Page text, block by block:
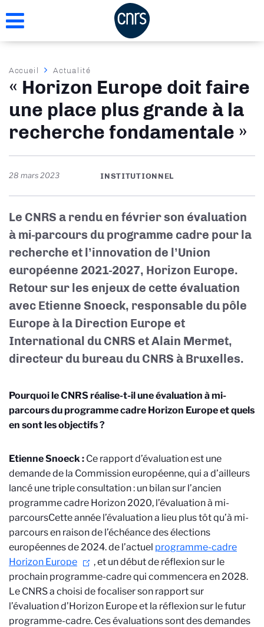
au
Fil
d'Ariane
Accueil Actualité
« Horizon Europe doit faire
une place plus grande à la
recherche fondamentale »
28 mars 2023 INSTITUTIONNEL
Le CNRS a rendu en février son évaluation
à mi-parcours du programme cadre pour la
recherche et l’innovation de l’Union
européenne 2021-2027, Horizon Europe.
Retour sur les enjeux de cette évaluation
avec Etienne Snoeck, responsable du pôle
Europe à la Direction Europe et
International du CNRS et Alain Mermet,
directeur du bureau du CNRS à Bruxelles.
Pourquoi le CNRS réalise-t-il une évaluation à mi-
parcours du programme cadre Horizon Europe et quels
en sont les objectifs ?
Etienne Snoeck : Ce rapport d’évaluation est une
demande de la Commission européenne, qui a d’ailleurs
lancé une triple consultation : un bilan sur l’ancien
programme cadre Horizon 2020, l’évaluation à mi-
parcoursCette année l’évaluation a lieu plus tôt qu’à mi-
parcours en raison de l’échéance des élections
européennes de 2024.de l’actuel programme-cadre
Horizon Europe
, et un début de réflexion sur le
prochain programme-cadre qui commencera en 2028.
Le CNRS a choisi de focaliser son rapport sur
l’évaluation d’Horizon Europe et la réflexion sur le futur
programme-cadre. Ces évaluations sont des demandes